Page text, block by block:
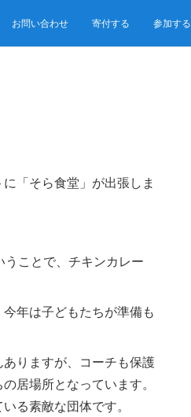
お問い合わせ 寄付する 参加する
「そら食堂」が出張しま
ことで、チキンカレー
年は子どもたちが準備も
りますが、コーチも保護
居場所となっています。
る素敵な団体です。